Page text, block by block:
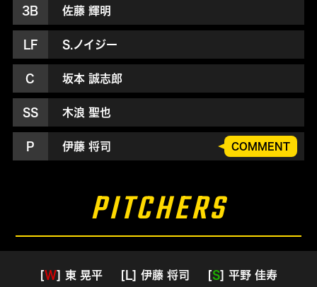
3B 佐藤 輝明
LF S.ノイジー
C 坂本 誠志郎
SS 木浪 聖也
P 伊藤 将司 COMMENT
PITCHERS
[W] 東 晃平 [ ] 伊藤 将司 [S] 平野 佳寿